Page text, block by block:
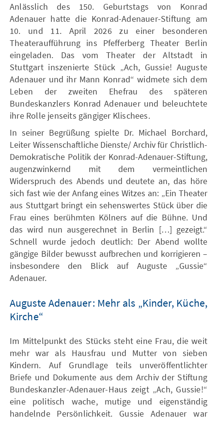
Anlässlich des 150. Geburtstags von Konrad
Adenauer hatte die Konrad-Adenauer-Stiftung am
10. und 11. April 2026 zu einer besonderen
Theateraufführung ins Pfefferberg Theater Berlin
eingeladen. Das vom Theater der Altstadt in
Stuttgart inszenierte Stück „Ach, Gussie! Auguste
Adenauer und ihr Mann Konrad“ widmete sich dem
Leben der zweiten Ehefrau des späteren
Bundeskanzlers Konrad Adenauer und beleuchtete
ihre Rolle jenseits gängiger Klischees.
In seiner Begrüßung spielte Dr. Michael Borchard,
Leiter Wissenschaftliche Dienste/ Archiv für Christlich-
Demokratische Politik der Konrad-Adenauer-Stiftung,
augenzwinkernd mit dem vermeintlichen
Widerspruch des Abends und deutete an, das höre
sich fast wie der Anfang eines Witzes an: „Ein Theater
aus Stuttgart bringt ein sehenswertes Stück über die
Frau eines berühmten Kölners auf die Bühne. Und
das wird nun ausgerechnet in Berlin […] gezeigt.“
Schnell wurde jedoch deutlich: Der Abend wollte
gängige Bilder bewusst aufbrechen und korrigieren –
insbesondere den Blick auf Auguste „Gussie“
Adenauer.
Auguste Adenauer: Mehr als „Kinder, Küche,
Kirche“
Im Mittelpunkt des Stücks steht eine Frau, die weit
mehr war als Hausfrau und Mutter von sieben
Kindern. Auf Grundlage teils unveröffentlichter
Briefe und Dokumente aus dem Archiv der Stiftung
Bundeskanzler-Adenauer-Haus zeigt „Ach, Gussie!“
eine politisch wache, mutige und eigenständig
handelnde Persönlichkeit. Gussie Adenauer war